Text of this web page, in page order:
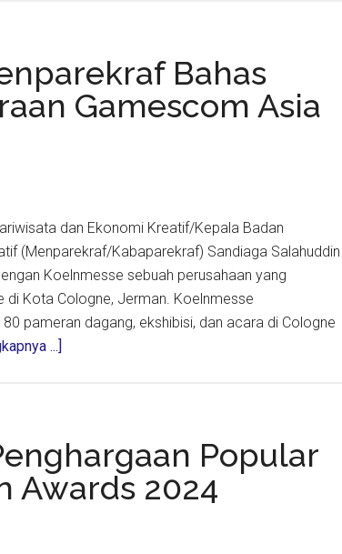
Bahas
Gamescom Asia
dan Ekonomi Kreatif/Kepala Badan
(Menparekraf/Kabaparekraf) Sandiaga Salahuddin
Koelnmesse sebuah perusahaan yang
di Kota Cologne, Jerman. Koelnmesse
pameran dagang, ekshibisi, dan acara di Cologne
...]
Bahas
Peluang
Penyelenggaraan
Popular
Awards 2024